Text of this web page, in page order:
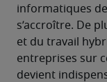
informatiques
s’accroître. De
et du travail
entreprises sur
devient